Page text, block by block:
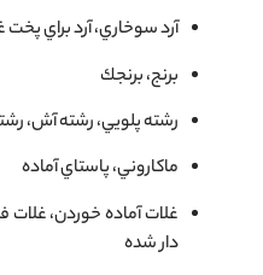
آرد سوخاري، آرد براي پخت
برنج، برنجك
رشته پلويي، رشته آش،
ماكاروني، پاستاي آماده
غلات آماده خوردن،
دار شده